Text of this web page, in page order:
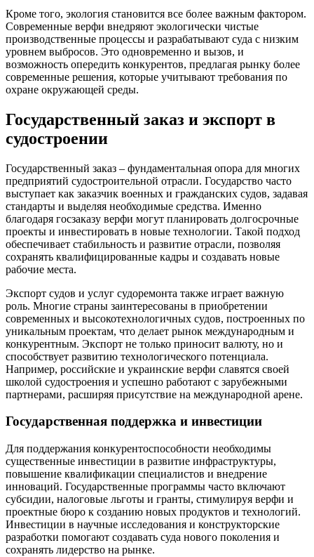
Кроме того, экология становится все более важным фактором.
Современные верфи внедряют экологически чистые
производственные процессы и разрабатывают суда с низким
уровнем выбросов. Это одновременно и вызов, и
возможность опередить конкурентов, предлагая рынку более
современные решения, которые учитывают требования по
охране окружающей среды.
Государственный заказ и экспорт в
судостроении
Государственный заказ – фундаментальная опора для многих
предприятий судостроительной отрасли. Государство часто
выступает как заказчик военных и гражданских судов, задавая
стандарты и выделяя необходимые средства. Именно
благодаря госзаказу верфи могут планировать долгосрочные
проекты и инвестировать в новые технологии. Такой подход
обеспечивает стабильность и развитие отрасли, позволяя
сохранять квалифицированные кадры и создавать новые
рабочие места.
Экспорт судов и услуг судоремонта также играет важную
роль. Многие страны заинтересованы в приобретении
современных и высокотехнологичных судов, построенных по
уникальным проектам, что делает рынок международным и
конкурентным. Экспорт не только приносит валюту, но и
способствует развитию технологического потенциала.
Например, российские и украинские верфи славятся своей
школой судостроения и успешно работают с зарубежными
партнерами, расширяя присутствие на международной арене.
Государственная поддержка и инвестиции
Для поддержания конкурентоспособности необходимы
существенные инвестиции в развитие инфраструктуры,
повышение квалификации специалистов и внедрение
инноваций. Государственные программы часто включают
субсидии, налоговые льготы и гранты, стимулируя верфи и
проектные бюро к созданию новых продуктов и технологий.
Инвестиции в научные исследования и конструкторские
разработки помогают создавать суда нового поколения и
сохранять лидерство на рынке.